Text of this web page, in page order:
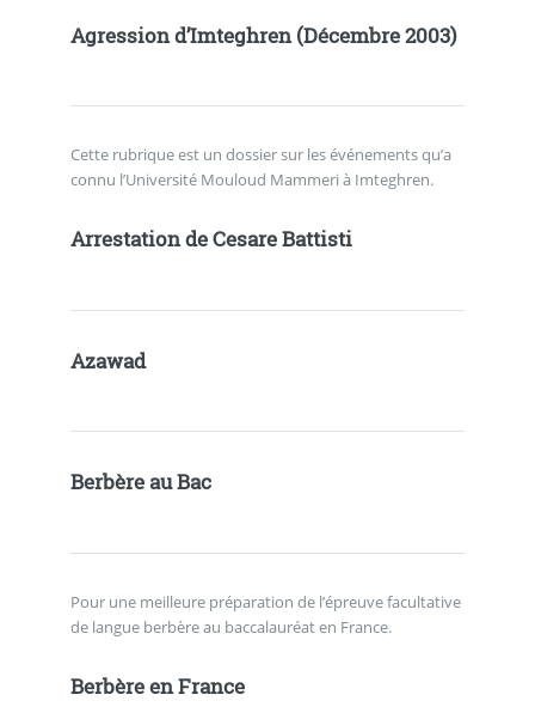
Agression d’Imteghren (Décembre 2003)
Cette rubrique est un dossier sur les événements qu’a
connu l’Université Mouloud Mammeri à Imteghren.
Arrestation de Cesare Battisti
Azawad
Berbère au Bac
Pour une meilleure préparation de l’épreuve facultative
de langue berbère au baccalauréat en France.
Berbère en France